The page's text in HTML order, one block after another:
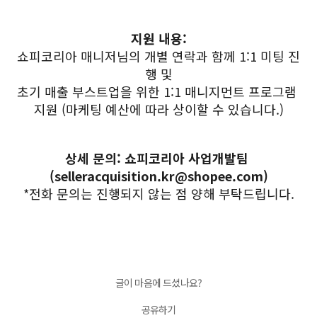
지원 내용:
쇼피코리아 매니저님의 개별 연락과 함께 1:1 미팅 진
행 및
초기 매출 부스트업을 위한 1:1 매니지먼트 프로그램
지원 (마케팅 예산에 따라 상이할 수 있습니다.)
상세 문의: 쇼피코리아 사업개발팀
(selleracquisition.kr@shopee.com)
*전화 문의는 진행되지 않는 점 양해 부탁드립니다.
글이 마음에 드셨나요?
공유하기